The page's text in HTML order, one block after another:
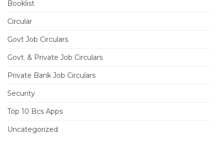
Booklist
Circular
Govt Job Circulars
Govt. & Private Job Circulars
Private Bank Job Circulars
Security
Top 10 Bcs Apps
Uncategorized